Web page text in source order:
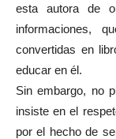
esta autora de
informaciones,
convertidas en
educar en él.
Sin embargo, no
insiste en el
por el hecho de